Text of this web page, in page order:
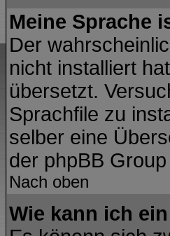
Meine Sprache
Der
nicht installiert
übersetzt.
Sprachfile zu
selber eine
der phpBB
Nach oben
Wie kann ich